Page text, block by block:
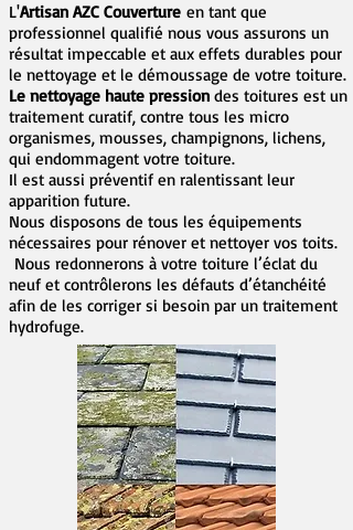
L'Artisan AZC Couverture en tant que
professionnel qualifié nous vous assurons un
résultat impeccable et aux effets durables pour
le nettoyage et le démoussage de votre toiture.
Le nettoyage haute pression des toitures est un
traitement curatif, contre tous les micro
organismes, mousses, champignons, lichens,
qui endommagent votre toiture.
Il est aussi préventif en ralentissant leur
apparition future.
Nous disposons de tous les équipements
nécessaires pour rénover et nettoyer vos toits.
Nous redonnerons à votre toiture l’éclat du
neuf et contrôlerons les défauts d’étanchéité
afin de les corriger si besoin par un traitement
hydrofuge.